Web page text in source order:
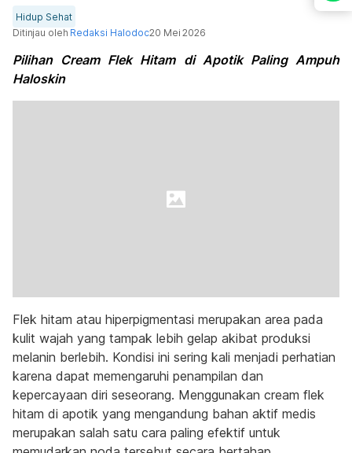
Hidup Sehat
Ditinjau oleh Redaksi Halodoc20 Mei 2026
Pilihan Cream Flek Hitam di Apotik Paling Ampuh
Haloskin
Flek hitam atau hiperpigmentasi merupakan area pada
kulit wajah yang tampak lebih gelap akibat produksi
melanin berlebih. Kondisi ini sering kali menjadi perhatian
karena dapat memengaruhi penampilan dan
kepercayaan diri seseorang. Menggunakan cream flek
hitam di apotik yang mengandung bahan aktif medis
merupakan salah satu cara paling efektif untuk